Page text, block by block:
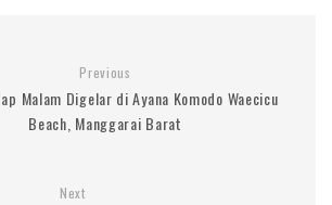
Previous
Malam Digelar di Ayana Komodo Waecicu
Beach, Manggarai Barat
Next